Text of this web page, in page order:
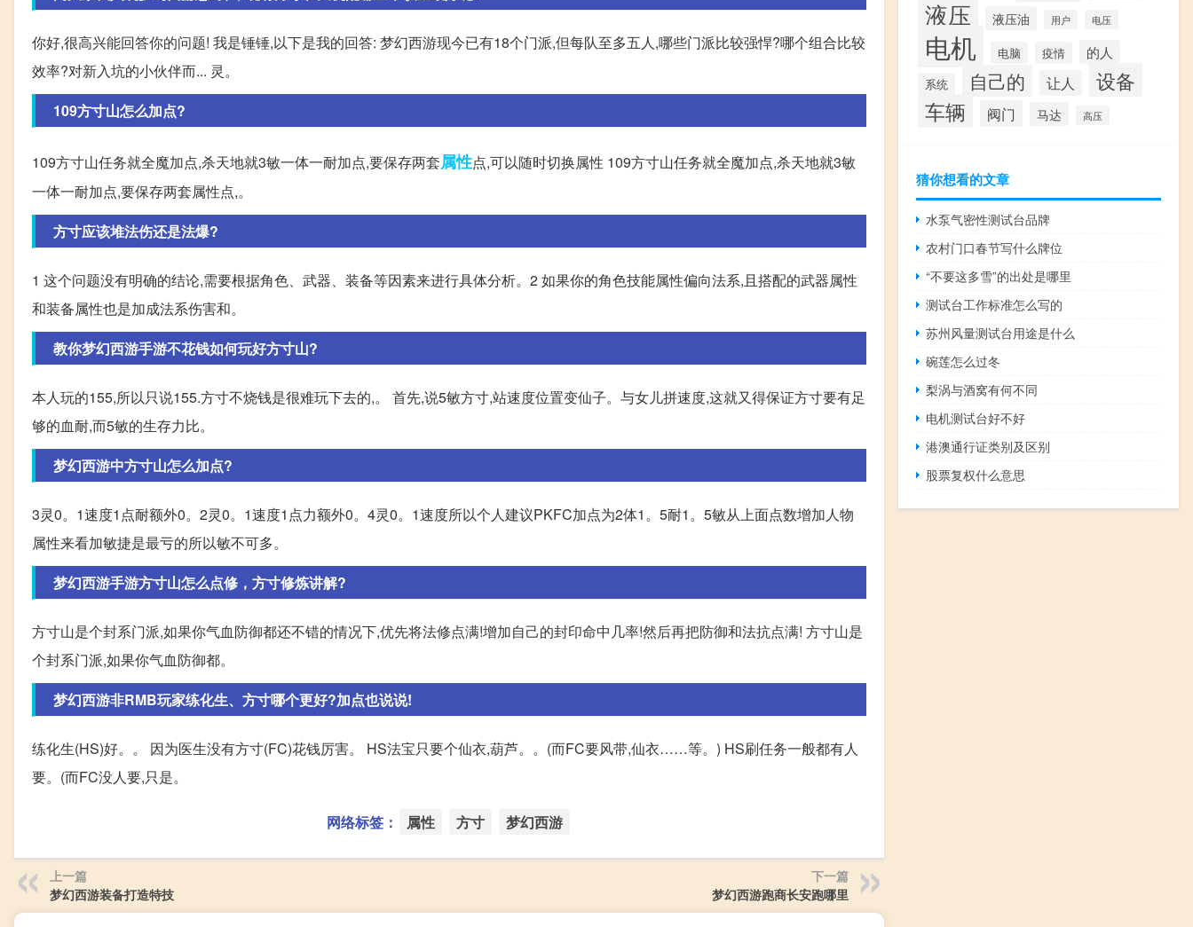
你好,很高兴能回答你的问题! 我是锤锤,以下是我的回答: 梦幻西游现今已有18个门派,但每队至多五人,哪些门派比较强悍?哪个组合比较
效率?对新入坑的小伙伴而... 灵。
109方寸山怎么加点?
109方寸山任务就全魔加点,杀天地就3敏一体一耐加点,要保存两套属性点,可以随时切换属性 109方寸山任务就全魔加点,杀天地就3敏
一体一耐加点,要保存两套属性点,。
方寸应该堆法伤还是法爆?
1 这个问题没有明确的结论,需要根据角色、武器、装备等因素来进行具体分析。2 如果你的角色技能属性偏向法系,且搭配的武器属性
和装备属性也是加成法系伤害和。
教你梦幻西游手游不花钱如何玩好方寸山?
本人玩的155,所以只说155.方寸不烧钱是很难玩下去的,。 首先,说5敏方寸,站速度位置变仙子。与女儿拼速度,这就又得保证方寸要有足
够的血耐,而5敏的生存力比。
梦幻西游中方寸山怎么加点?
3灵0。1速度1点耐额外0。2灵0。1速度1点力额外0。4灵0。1速度所以个人建议PKFC加点为2体1。5耐1。5敏从上面点数增加人物
属性来看加敏捷是最亏的所以敏不可多。
梦幻西游手游方寸山怎么点修，方寸修炼讲解?
方寸山是个封系门派,如果你气血防御都还不错的情况下,优先将法修点满!增加自己的封印命中几率!然后再把防御和法抗点满! 方寸山是
个封系门派,如果你气血防御都。
梦幻西游非RMB玩家练化生、方寸哪个更好?加点也说说!
练化生(HS)好。。 因为医生没有方寸(FC)花钱厉害。 HS法宝只要个仙衣,葫芦。。(而FC要风带,仙衣……等。) HS刷任务一般都有人
要。(而FC没人要,只是。
网络标签： 属性 方寸 梦幻西游
上一篇
梦幻西游装备打造特技
下一篇
梦幻西游跑商长安跑哪里
液压 液压油 用户 电压
电机 电脑 疫情 的人
系统 自己的 让人
设备
车辆
阀门 马达 高压
猜你想看的文章
水泵气密性测试台品牌
农村门口春节写什么牌位
“不要这多雪”的出处是哪里
测试台工作标准怎么写的
苏州风量测试台用途是什么
碗莲怎么过冬
梨涡与酒窝有何不同
电机测试台好不好
港澳通行证类别及区别
股票复权什么意思